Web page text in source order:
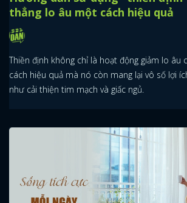
thẳng lo âu một cách hiệu quả
Thiền định không chỉ là hoạt động giảm lo âu
cách hiệu quả mà nó còn mang lại vô số lợi
như cải thiện tim mạch và giấc ngủ.